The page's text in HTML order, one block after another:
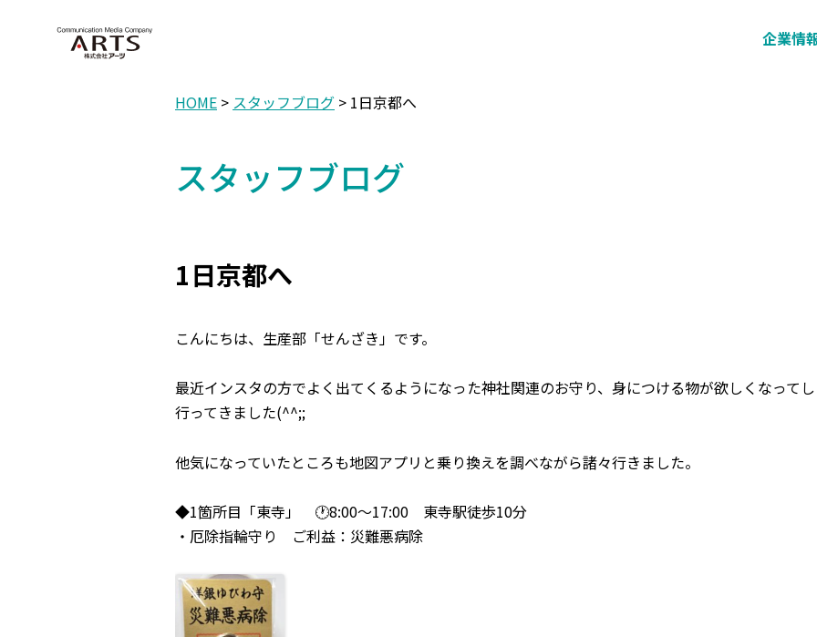
企業情
HOME > スタッフブログ > 1日京都へ
スタッフブログ
1日京都へ
こんにちは、生産部「せんざき」です。
最近インスタの方でよく出てくるようになった神社関連のお守り、身につける物が欲しくなって
行ってきました(^^;;
他気になっていたところも地図アプリと乗り換えを調べながら諸々行きました。
◆1箇所目「東寺」 🕐8:00～17:00 東寺駅徒歩10分
・厄除指輪守り ご利益：災難悪病除